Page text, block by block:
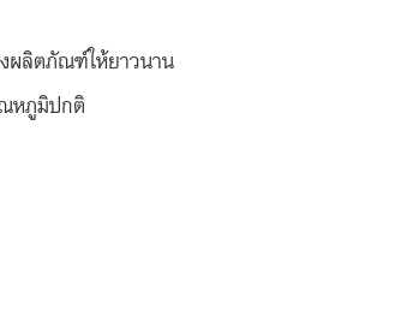
ผลิตภัณฑ์ให้ยาวนาน
หภูมิปกติ